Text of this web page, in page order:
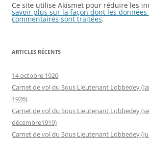
Ce site utilise Akismet pour réduire les
savoir plus sur la façon dont les données
commentaires sont traitées.
ARTICLES RÉCENTS
14 octobre 1920
Carnet de vol du Sous Lieutenant Lobbedey
1926)
Carnet de vol du Sous Lieutenant Lobbedey
décembre1919)
Carnet de vol du Sous Lieutenant Lobbedey